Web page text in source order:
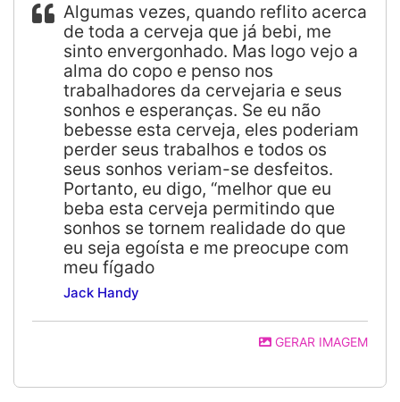
Algumas vezes, quando reflito acerca
de toda a cerveja que já bebi, me
sinto envergonhado. Mas logo vejo a
alma do copo e penso nos
trabalhadores da cervejaria e seus
sonhos e esperanças. Se eu não
bebesse esta cerveja, eles poderiam
perder seus trabalhos e todos os
seus sonhos veriam-se desfeitos.
Portanto, eu digo, “melhor que eu
beba esta cerveja permitindo que
sonhos se tornem realidade do que
eu seja egoísta e me preocupe com
meu fígado
Jack Handy
GERAR IMAGEM